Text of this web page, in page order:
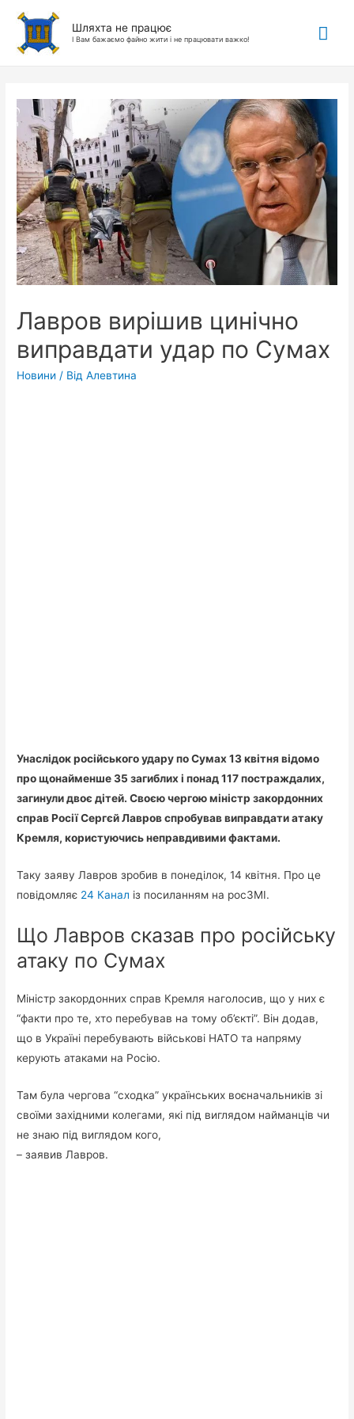
Шляхта не працює
І Вам бажаємо файно жити і не працювати важко!
Лавров вирішив цинічно
виправдати удар по Сумах
Новини / ВідАлевтина
Унаслідок російського удару по Сумах 13 квітня відомо
про щонайменше 35 загиблих і понад 117 постраждалих,
загинули двоє дітей. Своєю чергою міністр закордонних
справ Росії Сергєй Лавров спробував виправдати атаку
Кремля, користуючись неправдивими фактами.
Таку заяву Лавров зробив в понеділок, 14 квітня. Про це
повідомляє 24 Канал із посиланням на росЗМІ.
Що Лавров сказав про російську
атаку по Сумах
Міністр закордонних справ Кремля наголосив, що у них є
“факти про те, хто перебував на тому об’єкті”. Він додав,
що в Україні перебувають військові НАТО та напряму
керують атаками на Росію.
Там була чергова “сходка” українських воєначальників зі
своїми західними колегами, які під виглядом найманців чи
не знаю під виглядом кого,
– заявив Лавров.